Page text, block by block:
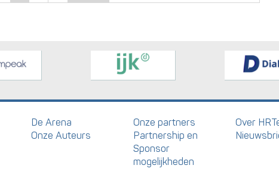
De Arena
Onze Auteurs
Onze partners
Partnership en
Sponsor
mogelijkheden
Over